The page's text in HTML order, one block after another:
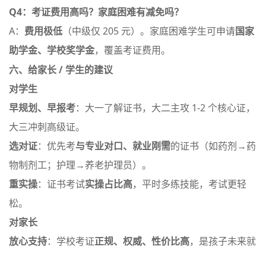
Q4：考证费用高吗？家庭困难有减免吗？
A： 费用极低 （中级仅 205 元）。家庭困难学生可申请国家
助学金、学校奖学金，覆盖考证费用。
六、给家长 / 学生的建议
对学生
早规划、早报考：大一了解证书，大二主攻 1-2 个核心证，
大三冲刺高级证。
选对证：优先考与专业对口、就业刚需的证书（如药剂→药
物制剂工；护理→养老护理员）。
重实操：证书考试实操占比高，平时多练技能，考试更轻
松。
对家长
放心支持：学校考证正规、权威、性价比高，是孩子未来就